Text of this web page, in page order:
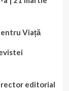
Viață
editorial